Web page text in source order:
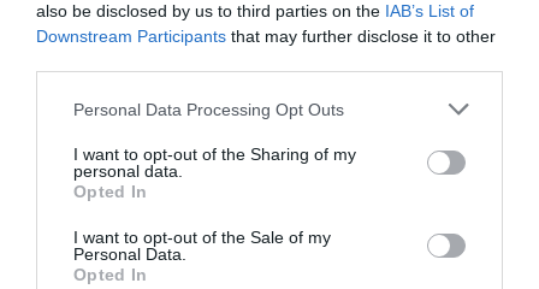
also be disclosed by us to third parties on the IAB’s List of
Downstream Participants that may further disclose it to other
Personal Data Processing Opt Outs
I want to opt-out of the Sharing of my
personal data.
Opted In
I want to opt-out of the Sale of my
Personal Data.
Opted In
El complejo acuáticoSegóbriga Park se ha visto obligado
agosto. Cierre que afectó a unas 1.000 personas a los quese
les ofreció la posibilidad de cambiar sus entradas para otro